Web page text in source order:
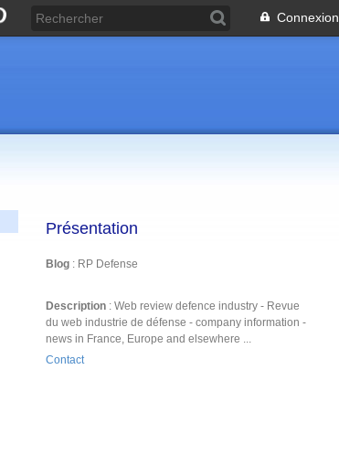
Connexion
Présentation
Blog : RP Defense
Description : Web review defence industry - Revue
du web industrie de défense - company information -
news in France, Europe and elsewhere ...
Contact